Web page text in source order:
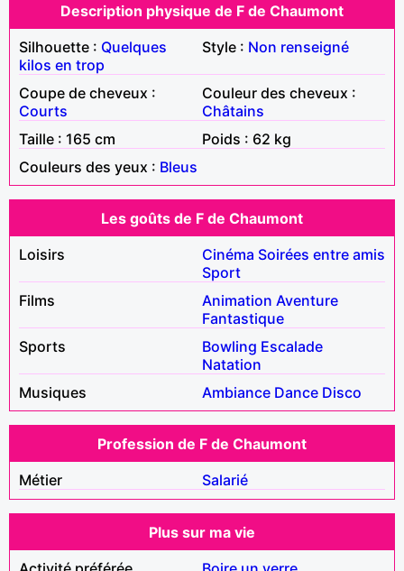
Description physique de F de Chaumont
Silhouette : Quelques
kilos en trop
Style : Non renseigné
Coupe de cheveux :
Courts
Couleur des cheveux :
Châtains
Taille : 165 cm
Poids : 62 kg
Couleurs des yeux : Bleus
Les goûts de F de Chaumont
Loisirs
Cinéma Soirées entre amis
Sport
Films
Animation Aventure
Fantastique
Sports
Bowling Escalade
Natation
Musiques
Ambiance Dance Disco
Profession de F de Chaumont
Métier
Salarié
Plus sur ma vie